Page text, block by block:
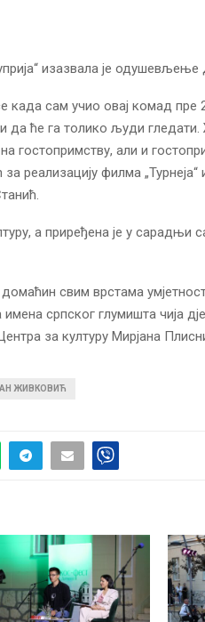
изазвала је одушевљење
када сам учио овај комад пре
да ће га толико људи
гостопримству, али и
филма „Турнеја“
а приређена је у сарадњи
свим врстама
српског глумишта чија
за културу Мирјана
ЖИВКОВИЋ